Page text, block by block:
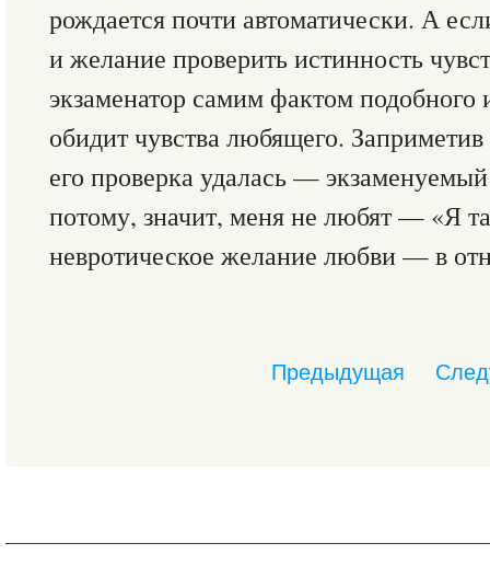
рождается почти автоматически. А
и желание проверить истинность
экзаменатор самим фактом подобного
обидит чувства любящего. Заприметив
его проверка удалась —
потому, значит, меня не любят — «Я
невротическое желание любви — в
Предыдущая